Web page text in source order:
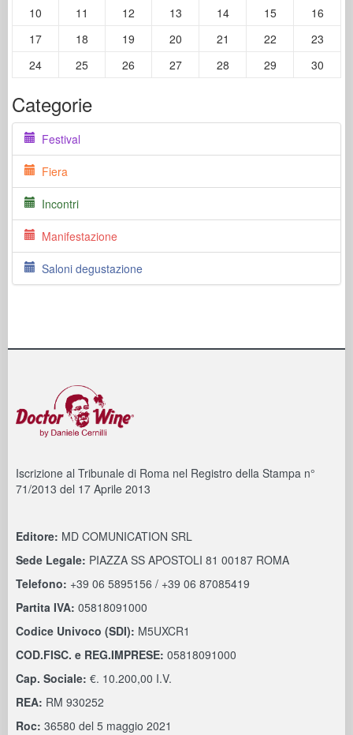
10 11 12 13 14 15
16
17
18 19 20 21 22
23
24
25 26 27 28 29 30
Categorie
Festival
Fiera
Incontri
Manifestazione
Saloni degustazione
Iscrizione al Tribunale di Roma nel Registro della Stampa n°
71/2013 del 17 Aprile 2013
Editore: MD COMUNICATION SRL
Sede Legale: PIAZZA SS APOSTOLI 81 00187 ROMA
Telefono: +39 06 5895156 / +39 06 87085419
Partita IVA: 05818091000
Codice Univoco (SDI): M5UXCR1
COD.FISC. e REG.IMPRESE: 05818091000
Cap. Sociale: €. 10.200,00 I.V.
REA: RM 930252
Roc: 36580 del 5 maggio 2021